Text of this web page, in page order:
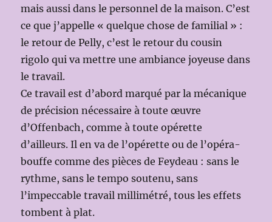
mais aussi dans le personnel de la maison. C’est
ce que j’appelle « quelque chose de familial » :
le retour de Pelly, c’est le retour du cousin
rigolo qui va mettre une ambiance joyeuse dans
le travail.
Ce travail est d’abord marqué par la mécanique
de précision nécessaire à toute œuvre
d’Offenbach, comme à toute opérette
d’ailleurs. Il en va de l’opérette ou de l’opéra-
bouffe comme des pièces de Feydeau : sans le
rythme, sans le tempo soutenu, sans
l’impeccable travail millimétré, tous les effets
tombent à plat.